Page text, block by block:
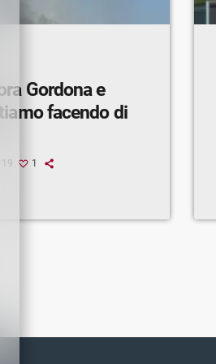
Gordona e
facendo di
19 1